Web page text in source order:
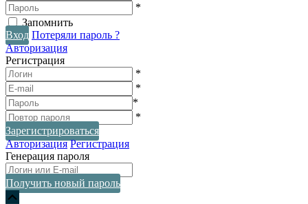
*
Запомнить
Вход Потеряли пароль ?
Авторизация
Регистрация
*
*
*
*
Зарегистрироваться
Авторизация Регистрация
Генерация пароля
Получить новый пароль
Прокрутка